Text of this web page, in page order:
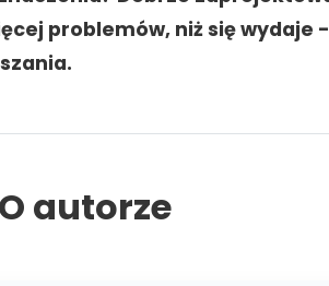
problemów, niż się wydaje
O autorze